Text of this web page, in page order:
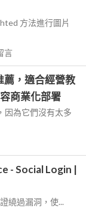
方法進行圖片
言
薦，適合經營教
商業化部署
因為它們沒有太多
- Social Login |
繞過漏洞，使...